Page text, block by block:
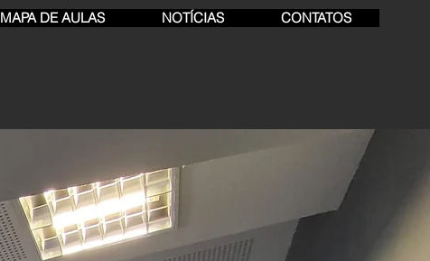
MAPA DE AULAS NOTÍCIAS CONTATOS